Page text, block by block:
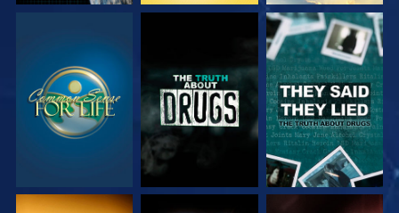
ΠΑΡΑΚΟΛΟΥΘΗΣΤΕ ΠΑΡΑΚΟΛΟΥΘΗΣΤΕ ΠΑΡΑΚΟΛΟΥΘΗΣΤΕ